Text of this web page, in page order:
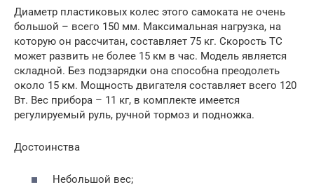
Диаметр пластиковых колес этого самоката не очень
большой – всего 150 мм. Максимальная нагрузка, на
которую он рассчитан, составляет 75 кг. Скорость ТС
может развить не более 15 км в час. Модель является
складной. Без подзарядки она способна преодолеть
около 15 км. Мощность двигателя составляет всего 120
Вт. Вес прибора – 11 кг, в комплекте имеется
регулируемый руль, ручной тормоз и подножка.
Достоинства
Небольшой вес;